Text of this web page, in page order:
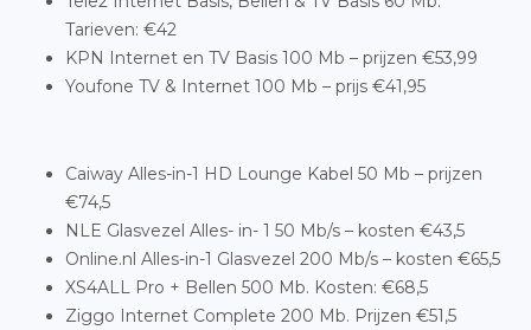
Tarieven: €42
KPN Internet en TV Basis 100 Mb – prijzen €53,99
Youfone TV & Internet 100 Mb – prijs €41,95
Caiway Alles-in-1 HD Lounge Kabel 50 Mb – prijzen
€74,5
NLE Glasvezel Alles- in- 1 50 Mb/s – kosten €43,5
Online.nl Alles-in-1 Glasvezel 200 Mb/s – kosten €65,5
XS4ALL Pro + Bellen 500 Mb. Kosten: €68,5
Ziggo Internet Complete 200 Mb. Prijzen €51,5